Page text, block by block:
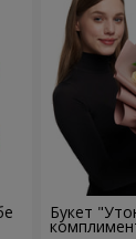
Букет